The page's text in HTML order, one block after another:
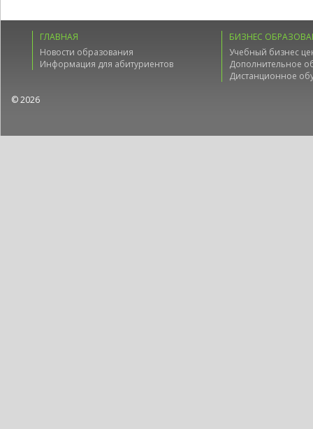
ГЛАВНАЯ
Новости образования
Информация для абитуриентов
БИЗНЕС
Учебный бизнес
Дополнительное
Дистанционное
© 2026